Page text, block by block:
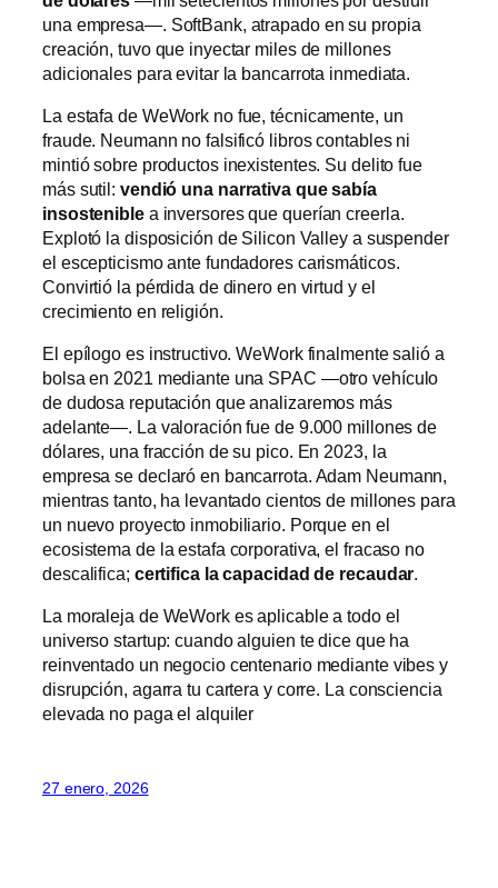
una empresa—. SoftBank, atrapado en su propia
creación, tuvo que inyectar miles de millones
adicionales para evitar la bancarrota inmediata.
La estafa de WeWork no fue, técnicamente, un
fraude. Neumann no falsificó libros contables ni
mintió sobre productos inexistentes. Su delito fue
más sutil: vendió una narrativa que sabía
insosteniblea inversores que querían creerla.
Explotó la disposición de Silicon Valley a suspender
el escepticismo ante fundadores carismáticos.
Convirtió la pérdida de dinero en virtud y el
crecimiento en religión.
El epílogo es instructivo. WeWork finalmente salió a
bolsa en 2021 mediante una SPAC —otro vehículo
de dudosa reputación que analizaremos más
adelante—. La valoración fue de 9.000 millones de
dólares, una fracción de su pico. En 2023, la
empresa se declaró en bancarrota. Adam Neumann,
mientras tanto, ha levantado cientos de millones para
un nuevo proyecto inmobiliario. Porque en el
ecosistema de la estafa corporativa, el fracaso no
descalifica; certifica la capacidad de recaudar.
La moraleja de WeWork es aplicable a todo el
universo startup: cuando alguien te dice que ha
reinventado un negocio centenario mediante vibes y
disrupción, agarra tu cartera y corre. La consciencia
elevada no paga el alquiler
27 enero, 2026